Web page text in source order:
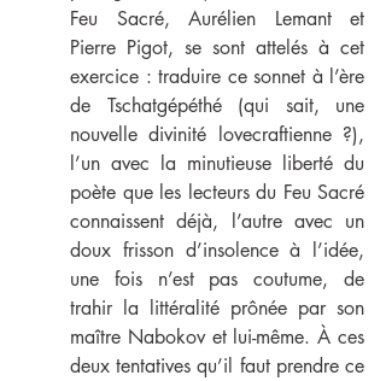
Feu Sacré, Aurélien Lemant et
Pierre Pigot, se sont attelés à cet
exercice : traduire ce sonnet à l’ère
de Tschatgépéthé (qui sait, une
nouvelle divinité lovecraftienne ?),
l’un avec la minutieuse liberté du
poète que les lecteurs du Feu Sacré
connaissent déjà, l’autre avec un
doux frisson d’insolence à l’idée,
une fois n’est pas coutume, de
trahir la littéralité prônée par son
maître Nabokov et lui-même. À ces
deux tentatives qu’il faut prendre ce